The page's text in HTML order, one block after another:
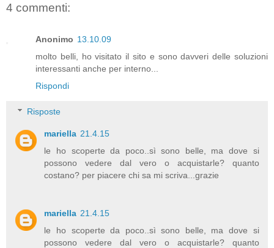
4 commenti:
Anonimo 13.10.09
molto belli, ho visitato il sito e sono davveri delle soluzioni
interessanti anche per interno...
Rispondi
Risposte
mariella 21.4.15
le ho scoperte da poco..sì sono belle, ma dove si
possono vedere dal vero o acquistarle? quanto
costano? per piacere chi sa mi scriva...grazie
mariella 21.4.15
le ho scoperte da poco..sì sono belle, ma dove si
possono vedere dal vero o acquistarle? quanto